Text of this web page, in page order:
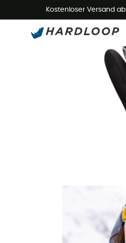
Kostenloser Versand ab